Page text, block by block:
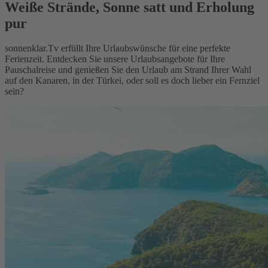
Weiße Strände, Sonne satt und Erholung
pur
sonnenklar.Tv erfüllt Ihre Urlaubswünsche für eine perfekte
Ferienzeit. Entdecken Sie unsere Urlaubsangebote für Ihre
Pauschalreise und genießen Sie den Urlaub am Strand Ihrer Wahl
auf den Kanaren, in der Türkei, oder soll es doch lieber ein Fernziel
sein?